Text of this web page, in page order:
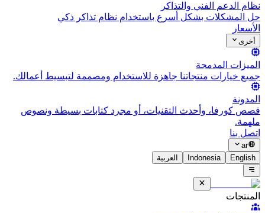
نظام الدعم الفني والتذاكر
حل المشكلات بشكل أسرع باستخدام نظام تذاكر ذكي
الأسعار
أخرى
الميزات المدمجة
جميع خيارات منتجاتنا جاهزة للاستخدام ومصممة لتبسيط أعمالك.
المدونة
قصص كورفا، وأحدث التقنيات، أو مجرد كتابات بسيطة ونصوص
ملهمة.
اتصل بنا
ar
English
Indonesia العربية
المنتجات